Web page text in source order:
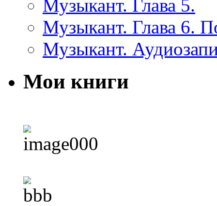
Музыкант. Глава 5.
Музыкант. Глава 6.
Музыкант.
Мои книги